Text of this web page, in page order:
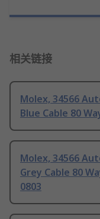
相关链接
Molex, 34566
Blue Cable 80
Molex, 34566
Grey Cable 80
0803